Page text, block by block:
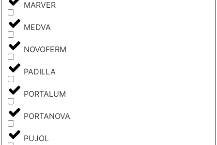
MARVER
MEDVA
NOVOFERM
PADILLA
PORTALUM
PORTANOVA
PUJOL